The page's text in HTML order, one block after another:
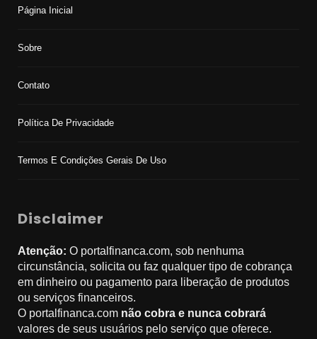
Página Inicial
Sobre
Contato
Política De Privacidade
Termos E Condições Gerais De Uso
Disclaimer
Atenção: O portalfinanca.com, sob nenhuma
circunstância, solicita ou faz qualquer tipo de cobrança
em dinheiro ou pagamento para liberação de produtos
ou serviços financeiros.
O portalfinanca.com não cobra e nunca cobrará
valores de seus usuários pelo serviço que oferece.